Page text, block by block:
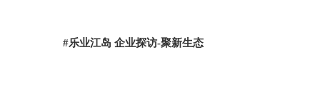
#乐业江岛 企业探访-聚新生态